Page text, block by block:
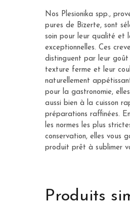
Nos Plesionika spp.,
pures de Bizerte, sont
soin pour leur qualité et
exceptionnelles. Ces
distinguent par leur
texture ferme et leur
naturellement
pour la gastronomie,
aussi bien à la cuisson
préparations raffinées.
les normes les plus
conservation, elles vous
produit prêt à sublimer
Produits